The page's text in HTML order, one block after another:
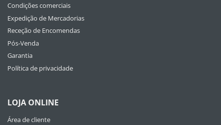
Condições comerciais
Expedição de Mercadorias
Receção de Encomendas
Pós-Venda
Garantia
Política de privacidade
LOJA ONLINE
Área de cliente